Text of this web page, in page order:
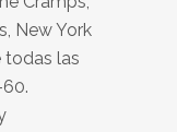
New York
todas las